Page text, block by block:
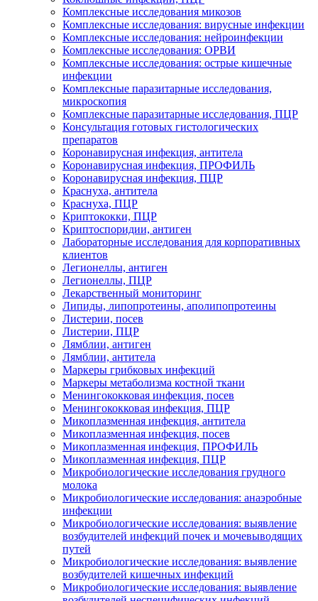
Комплексные исследования микозов
Комплексные исследования: вирусные инфекции
Комплексные исследования: нейроинфекции
Комплексные исследования: ОРВИ
Комплексные исследования: острые кишечные
инфекции
Комплексные паразитарные исследования,
микроскопия
Комплексные паразитарные исследования, ПЦР
Консультация готовых гистологических
препаратов
Коронавирусная инфекция, антитела
Коронавирусная инфекция, ПРОФИЛЬ
Коронавирусная инфекция, ПЦР
Краснуха, антитела
Краснуха, ПЦР
Криптококки, ПЦР
Криптоспоридии, антиген
Лабораторные исследования для корпоративных
клиентов
Легионеллы, антиген
Легионеллы, ПЦР
Лекарственный мониторинг
Липиды, липопротеины, аполипопротеины
Листерии, посев
Листерии, ПЦР
Лямблии, антиген
Лямблии, антитела
Маркеры грибковых инфекций
Маркеры метаболизма костной ткани
Менингококковая инфекция, посев
Менингококковая инфекция, ПЦР
Микоплазменная инфекция, антитела
Микоплазменная инфекция, посев
Микоплазменная инфекция, ПРОФИЛЬ
Микоплазменная инфекция, ПЦР
Микробиологические исследования грудного
молока
Микробиологические исследования: анаэробные
инфекции
Микробиологические исследования: выявление
возбудителей инфекций почек и мочевыводящих
путей
Микробиологические исследования: выявление
возбудителей кишечных инфекций
Микробиологические исследования: выявление